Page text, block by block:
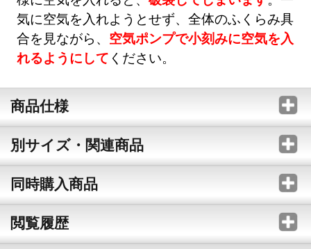
気に空気を入れようとせず、全体のふくらみ具
合を見ながら、 空気ポンプで小刻みに空気を入
れるようにして ください。
商品仕様
別サイズ・関連商品
同時購入商品
閲覧履歴